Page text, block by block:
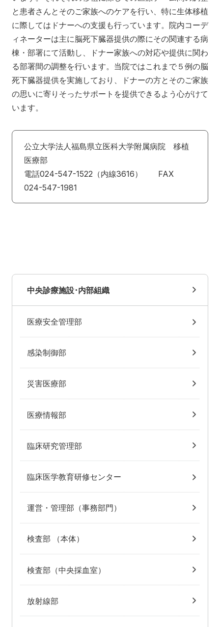
と患者さんとそのご家族へのケアを行い、特に生体移植
に際してはドナーへの支援も行っています。院内コーデ
ィネーターは主に脳死下臓器提供の際にその関連する病
棟・部署にて活動し、ドナー家族への対応や提供に関わ
る部署間の調整を行います。当院ではこれまで５例の脳
死下臓器提供を実施しており、ドナーの方とそのご家族
の思いに寄りそったサポートを提供できるよう心がけて
います。
公立大学法人福島県立医科大学附属病院 移植
医療部
電話024-547-1522（内線3616） FAX
024-547-1981
中央診療施設･内部組織
医療安全管理部
感染制御部
災害医療部
医療情報部
臨床研究管理部
臨床医学教育研修センター
運営・管理部（事務部門）
検査部 （本体）
検査部（中央採血室）
放射線部